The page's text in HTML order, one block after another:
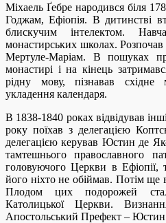
Міхаель Ґебре народився біля
Годжам, Ефіопія. В дитинстві
блискучим інтелектом.
монастирських школах.
Мертуле-Маріам. В пошуках
монастирі і на кінець
рідну мову, пізнавав
укладення календаря.
В 1838-1840 роках відвідував
року поїхав з делегацією
делегацією керував Юстин де
тамтешнього православного
головуючого Церкви в Ефіопії,
його ніхто не обіймав. Потім ще
Плодом цих подорожей
Католицької Церкви.
Апостольський Префект – Юстин